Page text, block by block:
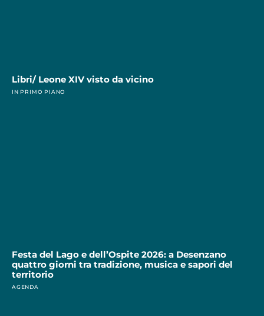
Libri/ Leone XIV visto da vicino
IN PRIMO PIANO
Festa del Lago e dell’Ospite 2026: a Desenzano
quattro giorni tra tradizione, musica e sapori del
territorio
AGENDA